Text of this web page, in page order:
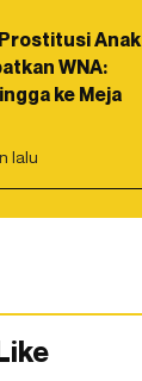
Anak
WNA:
ke Meja
lalu